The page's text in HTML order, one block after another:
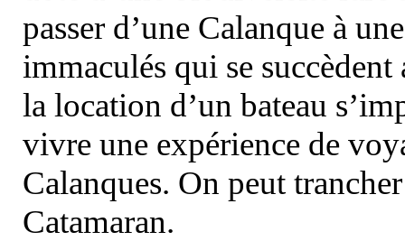
passer d’une Calanque à
immaculés qui se
la location d’un bateau
vivre une expérience de
Calanques. On peut
Catamaran.